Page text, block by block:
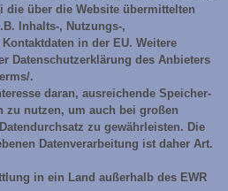
die über die Website übermittelten
Inhalts-, Nutzungs-,
in der EU. Weitere
Datenschutzerklärung des Anbieters
.
daran, ausreichende Speicher-
zu nutzen, um auch bei großen
zu gewährleisten. Die
Datenverarbeitung ist daher Art.
in ein Land außerhalb des EWR